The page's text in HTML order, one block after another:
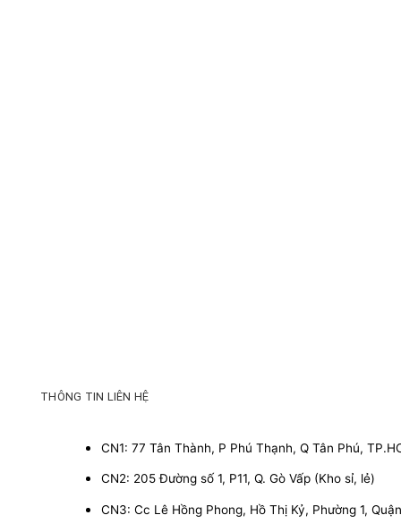
THÔNG TIN LIÊN HỆ
CN1: 77 Tân Thành, P Phú Thạnh, Q Tân Phú,
CN2: 205 Đường số 1, P11, Q. Gò Vấp (Kho sỉ, lẻ)
CN3: Cc Lê Hồng Phong, Hồ Thị Kỷ, Phường 1,